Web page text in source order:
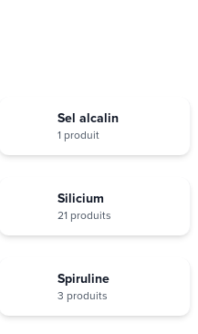
Sel alcalin
1 produit
Silicium
21 produits
Spiruline
3 produits